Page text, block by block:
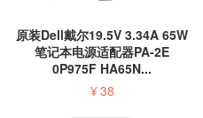
原装Dell戴尔19.5V 3.34A 65W
笔记本电源适配器PA-2E
0P975F HA65N...
¥38